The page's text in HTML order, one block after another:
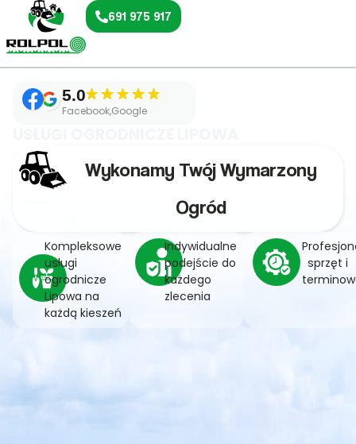
691 975 917
5.0
Facebook,Google
Wykonamy Twój Wymarzony
Ogród
Kompleksowe
usługi
ogrodnicze
Lipowa na
każdą kieszeń
Indywidualne
podejście do
każdego
zlecenia
sprzęt i